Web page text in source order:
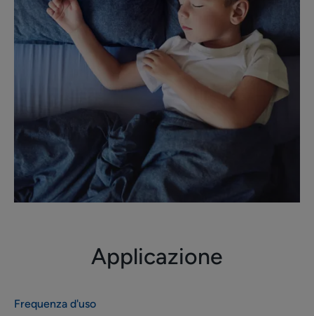
Applicazione
Frequenza d'uso